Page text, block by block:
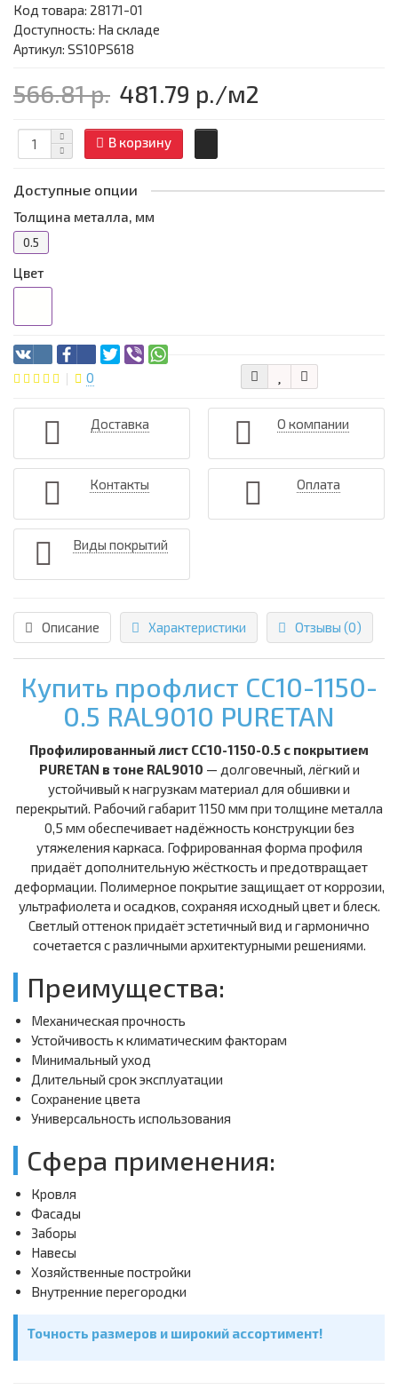
Код товара: 28171-01
Доступность: На складе
Артикул: SS10PS618
566.81 р. 481.79 р./м2
В корзину
Доступные опции
Толщина металла, мм
0.5
Цвет
0
Доставка О компании
Контакты Оплата
Виды покрытий
Описание Характеристики Отзывы (0)
Купить профлист СС10-1150-
0.5 RAL9010 PURETAN
Профилированный лист СС10-1150-0.5 с покрытием
PURETAN в тоне RAL9010 — долговечный, лёгкий и
устойчивый к нагрузкам материал для обшивки и
перекрытий. Рабочий габарит 1150 мм при толщине металла
0,5 мм обеспечивает надёжность конструкции без
утяжеления каркаса. Гофрированная форма профиля
придаёт дополнительную жёсткость и предотвращает
деформации. Полимерное покрытие защищает от коррозии,
ультрафиолета и осадков, сохраняя исходный цвет и блеск.
Светлый оттенок придаёт эстетичный вид и гармонично
сочетается с различными архитектурными решениями.
Преимущества:
Механическая прочность
Устойчивость к климатическим факторам
Минимальный уход
Длительный срок эксплуатации
Сохранение цвета
Универсальность использования
Сфера применения:
Кровля
Фасады
Заборы
Навесы
Хозяйственные постройки
Внутренние перегородки
Точность размеров и широкий ассортимент!